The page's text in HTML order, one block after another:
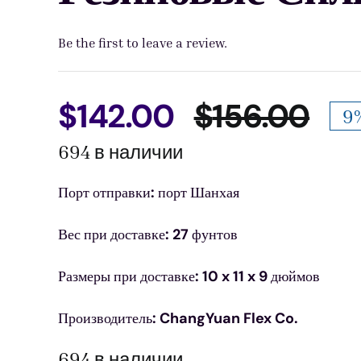
Be the first to leave a review.
$156.00
$142.00
694 в наличии
Порт отправки: порт Шанхая
Вес при доставке: 27 фунтов
Размеры при доставке: 10 x 11 x 9 дюймов
Производитель: ChangYuan Flex Co.